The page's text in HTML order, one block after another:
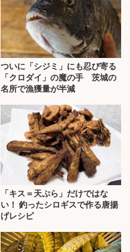
ついに「シジミ」にも忍び寄る
「クロダイ」の魔の手 茨城の
名所で漁獲量が半減
「キス＝天ぷら」だけではな
い！ 釣ったシロギスで作る唐揚
げレシピ